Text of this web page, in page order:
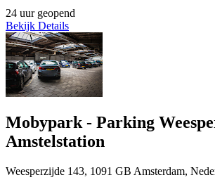
24 uur geopend
Bekijk Details
Mobypark - Parking
Amstelstation
Weesperzijde 143, 1091 GB Amsterdam,